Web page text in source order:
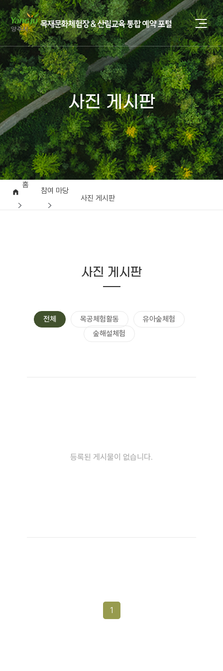
사진 게시판
홈
참여 마당
사진 게시판
사진 게시판
전체 목공체험활동
유아숲체험
숲해설체험
등록된 게시물이 없습니다.
1